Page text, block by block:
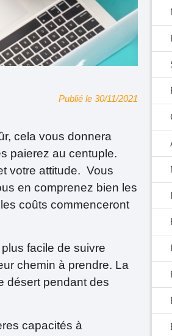
Publié le 30/11/2021
cela vous donnera
paierez au centuple.
votre attitude. Vous
en comprenez bien les
coûts commenceront
facile de suivre
chemin à prendre. La
désert pendant des
capacités à